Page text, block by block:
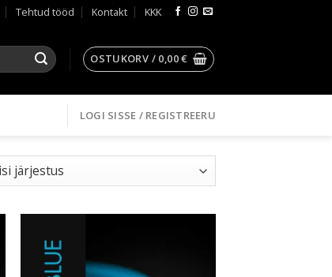
Tehtud tööd Kontakt KKK
OSTUKORV / 0,00€
LOGI SISSE / REGISTREERU